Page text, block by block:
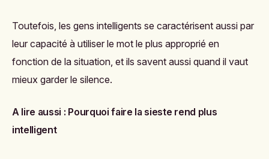
Toutefois, les gens intelligents se caractérisent aussi par
leur capacité à utiliser le mot le plus approprié en
fonction de la situation, et ils savent aussi quand il vaut
mieux garder le silence.
A lire aussi : Pourquoi faire la sieste rend plus
intelligent